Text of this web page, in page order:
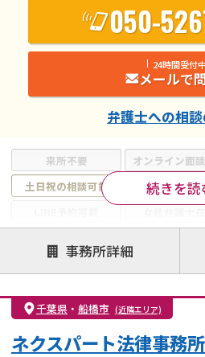
来所不要 オンライン面
土日祝の相談可能
19時以降電話
注力案件
離婚前相談
離婚調停
親権・面会交流権
DV
不貞・不倫慰謝料請求
国際離婚
財産分与
内縁の夫婦
続きを読
050-
24時間受付
メールで
弁護士への相
事務所詳細
千葉県 ・ 船橋市 (近隣エリア)
ネクスパート法律事務